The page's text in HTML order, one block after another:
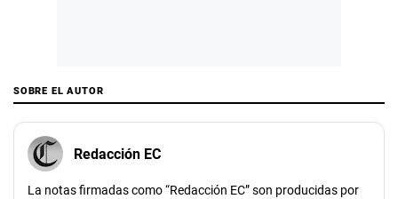
SOBRE EL AUTOR
Redacción EC
La notas firmadas como “Redacción EC” son producidas por